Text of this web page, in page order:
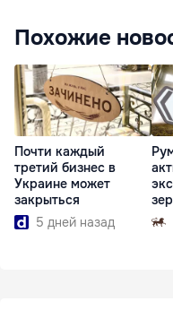
Похожие
Почти каждый
третий бизнес в
Украине может
закрыться
5 дней назад